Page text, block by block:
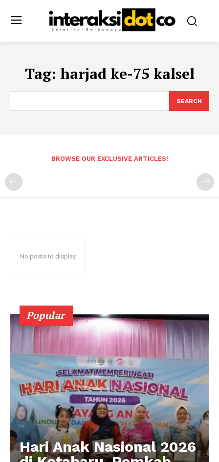
Tag: harjad ke-75 kalsel
SEARCH
BROWSE OUR EXCLUSIVE ARTICLES!
No posts to display
Popular
Hari Anak Nasional 2026